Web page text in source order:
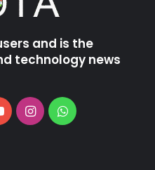
and is the
technology news
YouTubeInstagramWhatsApp